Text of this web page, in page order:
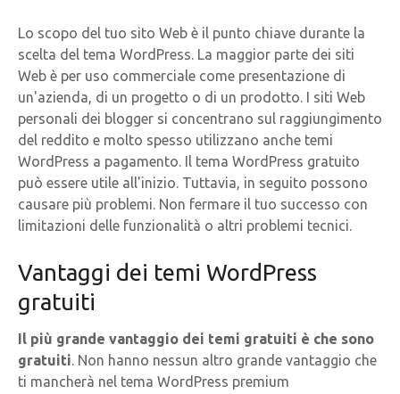
Lo scopo del tuo sito Web è il punto chiave durante la
scelta del tema WordPress. La maggior parte dei siti
Web è per uso commerciale come presentazione di
un'azienda, di un progetto o di un prodotto. I siti Web
personali dei blogger si concentrano sul raggiungimento
del reddito e molto spesso utilizzano anche temi
WordPress a pagamento. Il tema WordPress gratuito
può essere utile all'inizio. Tuttavia, in seguito possono
causare più problemi. Non fermare il tuo successo con
limitazioni delle funzionalità o altri problemi tecnici.
Vantaggi dei temi WordPress
gratuiti
Il più grande vantaggio dei temi gratuiti è che sono
gratuiti. Non hanno nessun altro grande vantaggio che
ti mancherà nel tema WordPress premium